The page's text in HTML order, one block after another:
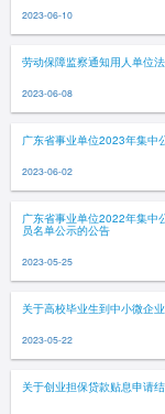
2023-06-10
劳动保障监察通知用人单位
2023-06-08
广东省事业单位2023年集中
2023-06-02
广东省事业单位2022年集中
员名单公示的公告
2023-05-25
关于高校毕业生到中小微企
2023-05-22
关于创业担保贷款贴息申请